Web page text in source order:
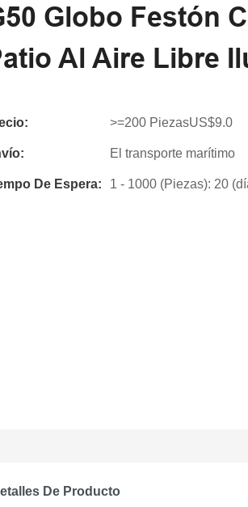
Globo Festón
Al Aire Libre
>=200 PiezasUS$9.0
El transporte marítimo
De Espera: 1 - 1000 (Piezas): 20
De Producto